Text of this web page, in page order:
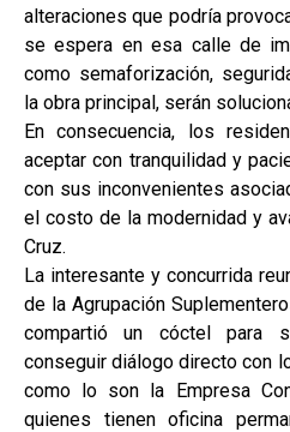
alteraciones que podría
se espera en esa calle de
como semaforización,
la obra principal, serán
En consecuencia, los
aceptar con tranquilidad y
con sus inconvenientes
el costo de la modernidad y
Cruz.
La interesante y concurrida
de la Agrupación
compartió un cóctel para
conseguir diálogo directo con
como lo son la Empresa
quienes tienen oficina